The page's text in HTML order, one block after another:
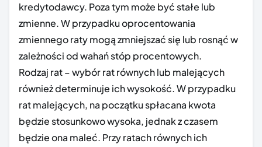
kredytodawcy. Poza tym może być stałe lub
zmienne. W przypadku oprocentowania
zmiennego raty mogą zmniejszać się lub rosnąć w
zależności od wahań stóp procentowych.
Rodzaj rat – wybór rat równych lub malejących
również determinuje ich wysokość. W przypadku
rat malejących, na początku spłacana kwota
będzie stosunkowo wysoka, jednak z czasem
będzie ona maleć. Przy ratach równych ich